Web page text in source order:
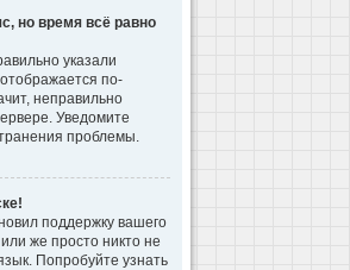
но время всё равно
указали
по-
неправильно
Уведомите
проблемы.
поддержку вашего
же просто никто не
Попробуйте узнать